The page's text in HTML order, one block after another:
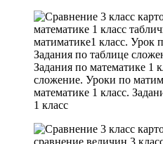
Задания по математике 1
сложение. Уроки по
математике 1 класс.
1 класс